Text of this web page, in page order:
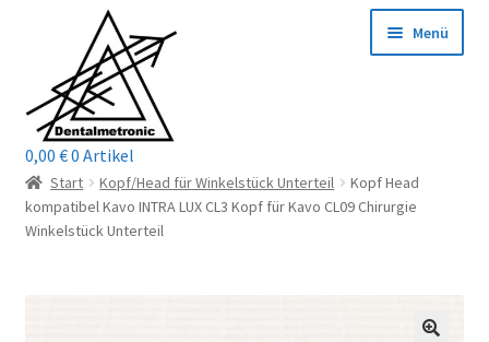
Navigation
springen
springen
Menü
Home
Shop
0,00 €0 Artikel
Start Kopf/Head für Winkelstück Unterteil
Kopf Head
kompatibel Kavo INTRA LUX CL3 Kopf für Kavo CL09 Chirurgie
Winkelstück Unterteil